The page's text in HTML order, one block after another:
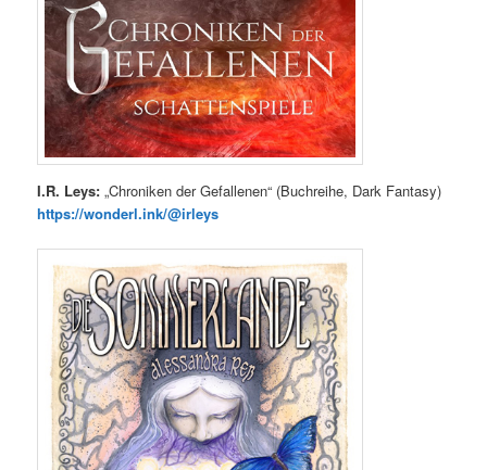
I.R. Leys: „Chroniken der Gefallenen“ (Buchreihe, Dark Fantasy)
https://wonderl.ink/@irleys